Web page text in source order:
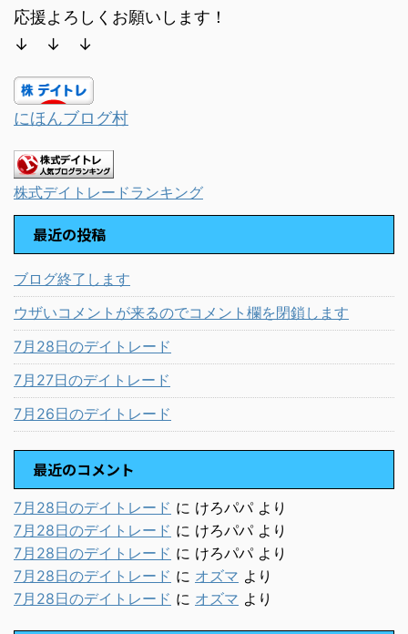
応援よろしくお願いします！
↓ ↓ ↓
にほんブログ村
株式デイトレードランキング
最近の投稿
ブログ終了します
ウザいコメントが来るのでコメント欄を閉鎖します
7月28日のデイトレード
7月27日のデイトレード
7月26日のデイトレード
最近のコメント
7月28日のデイトレード に けろパパより
7月28日のデイトレード に けろパパより
7月28日のデイトレード に けろパパより
7月28日のデイトレード に オズマ より
7月28日のデイトレード に オズマ より